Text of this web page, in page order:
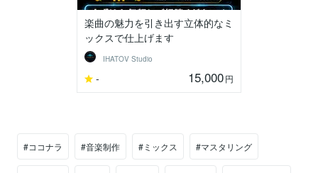
楽曲の魅力を引き出す立体的なミ
ックスで仕上げます
IHATOV Studio
- 15,000円
#ココナラ #音楽制作 #ミックス #マスタリング